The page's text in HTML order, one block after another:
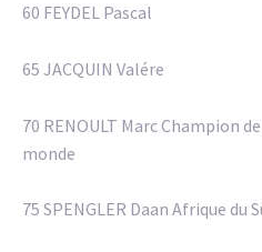
60 FEYDEL Pascal
65 JACQUIN Valére
70 RENOULT Marc Champion
monde
75 SPENGLER Daan Afrique du